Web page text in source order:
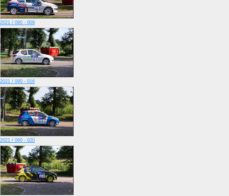
2021 / 090 - 009
2021 / 090 - 016
2021 / 090 - 020